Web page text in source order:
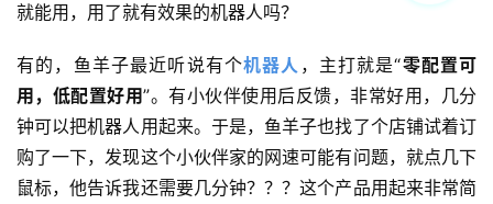
就能用，用了就有效果的机器人吗？
有的，鱼羊子最近听说有个机器人 ，主打就是“零配置可
用，低配置好用”。有小伙伴使用后反馈，非常好用，几分
钟可以把机器人用起来。于是，鱼羊子也找了个店铺试着订
购了一下，发现这个小伙伴家的网速可能有问题，就点几下
鼠标，他告诉我还需要几分钟？？？这个产品用起来非常简